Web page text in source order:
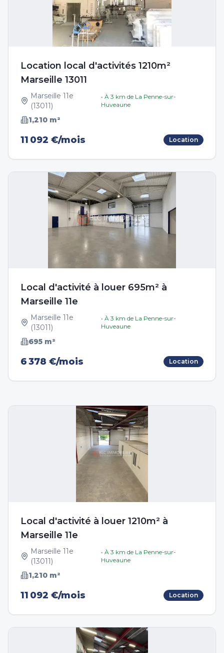
Location local d'activités 1210m²
Marseille 13011
Marseille 11e
(13011)
• À 3 km de La Penne-sur-
Huveaune
1,210 m²
11 092 €/mois Location
Local d'activité à louer 695m² à
Marseille 11e
Marseille 11e
(13011)
• À 3 km de La Penne-sur-
Huveaune
695 m²
6 378 €/mois Location
Local d'activité à louer 1210m² à
Marseille 11e
Marseille 11e
(13011)
• À 3 km de La Penne-sur-
Huveaune
1,210 m²
11 092 €/mois Location